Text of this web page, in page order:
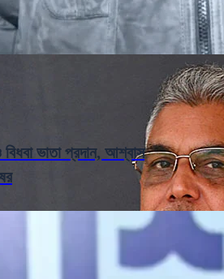
ভাতা প্রদান, আশ্বাস